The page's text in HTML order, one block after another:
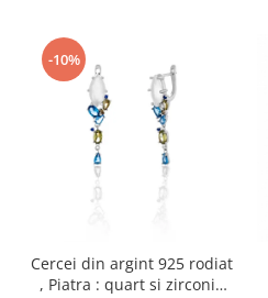
-10%
Cercei din argint 925 rodiat
, Piatra : quart si zirconia